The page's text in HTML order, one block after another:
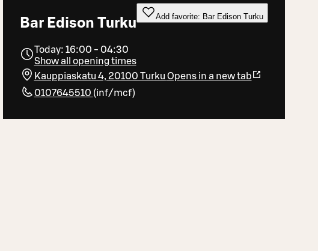
Bar Edison Turku Add favorite: Bar Edison Turku
Today: 16:00 - 04:30
Show all opening times
Kauppiaskatu 4, 20100 Turku Opens in a new tab
0107645510 (inf/mcf)